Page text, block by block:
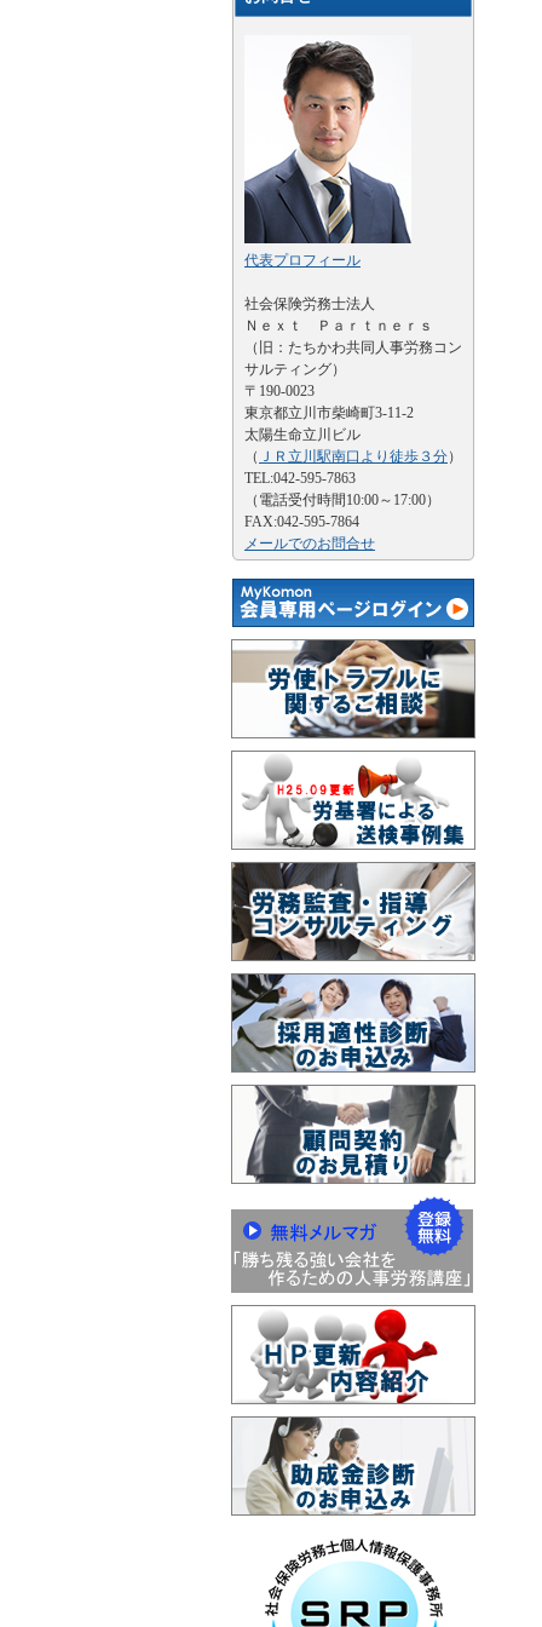
代表プロフィール
社会保険労務士法人
Ｎｅｘｔ Ｐａｒｔｎｅｒｓ
（旧：たちかわ共同人事労務コン
サルティング）
〒190-0023
東京都立川市柴崎町3-11-2
太陽生命立川ビル
（ ＪＲ立川駅南口より徒歩３分）
TEL:042-595-7863
（電話受付時間10:00～17:00）
FAX:042-595-7864
メールでのお問合せ